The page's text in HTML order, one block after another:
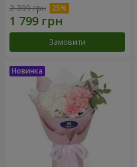
2 399 грн
Замовити